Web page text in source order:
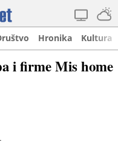
Hronika Kultura
i firme Mis home